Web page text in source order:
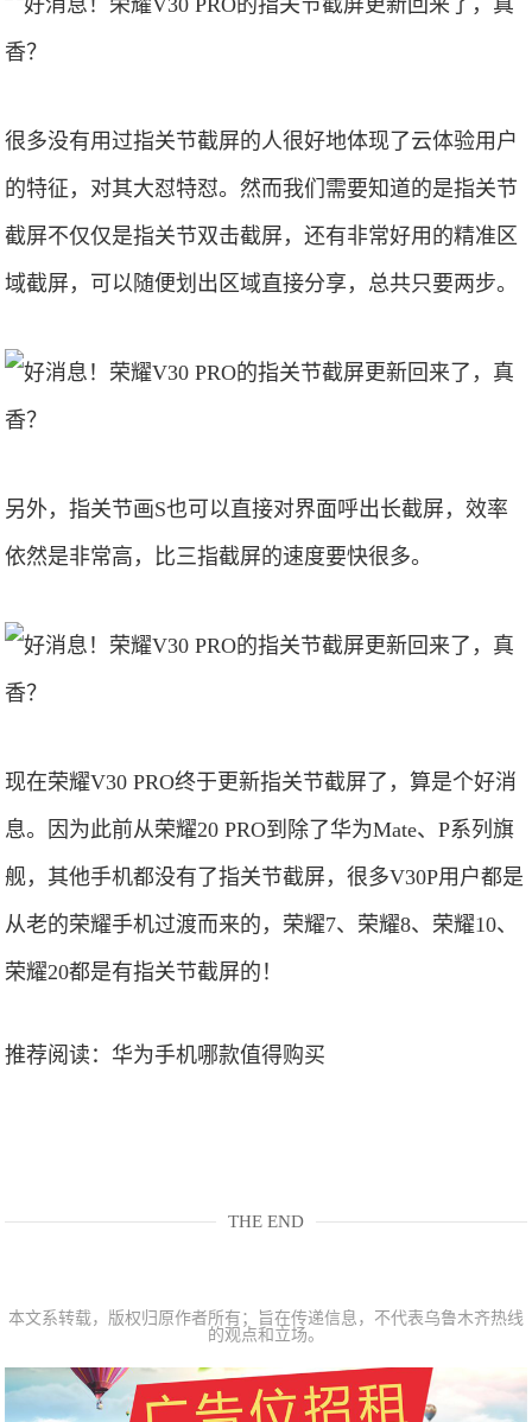
很多没有用过指关节截屏的人很好地体现了云体验用户
的特征，对其大怼特怼。然而我们需要知道的是指关节
截屏不仅仅是指关节双击截屏，还有非常好用的精准区
域截屏，可以随便划出区域直接分享，总共只要两步。
另外，指关节画S也可以直接对界面呼出长截屏，效率
依然是非常高，比三指截屏的速度要快很多。
现在荣耀V30 PRO终于更新指关节截屏了，算是个好消
息。因为此前从荣耀20 PRO到除了华为Mate、P系列旗
舰，其他手机都没有了指关节截屏，很多V30P用户都是
从老的荣耀手机过渡而来的，荣耀7、荣耀8、荣耀10、
荣耀20都是有指关节截屏的！
推荐阅读： 华为手机哪款值得购买
THE END
本文系转载，版权归原作者所有；旨在传递信息，不代表乌鲁木齐热线
的观点和立场。